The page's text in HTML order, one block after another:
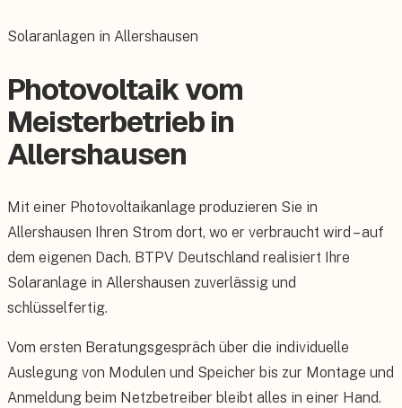
Solaranlagen in Allershausen
Photovoltaik vom
Meisterbetrieb in
Allershausen
Mit einer Photovoltaikanlage produzieren Sie in
Allershausen Ihren Strom dort, wo er verbraucht wird – auf
dem eigenen Dach. BTPV Deutschland realisiert Ihre
Solaranlage in Allershausen zuverlässig und
schlüsselfertig.
Vom ersten Beratungsgespräch über die individuelle
Auslegung von Modulen und Speicher bis zur Montage und
Anmeldung beim Netzbetreiber bleibt alles in einer Hand.